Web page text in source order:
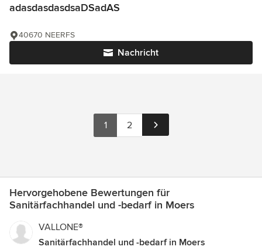
adasdasdasdsaDSadAS
Nachricht
40670 NEERFS
1 2
Hervorgehobene Bewertungen für
Sanitärfachhandel und -bedarf in Moers
VALLONE®
Sanitärfachhandel und -bedarf in Moers